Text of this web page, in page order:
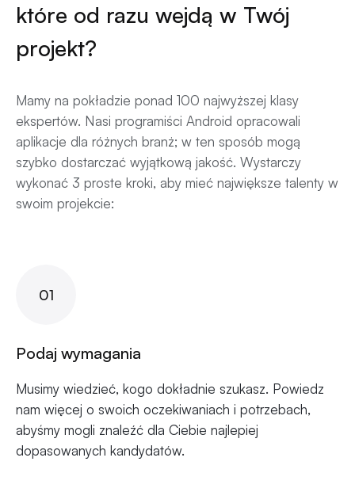
które od razu wejdą w Twój
projekt?
Mamy na pokładzie ponad 100 najwyższej klasy
ekspertów. Nasi programiści Android opracowali
aplikacje dla różnych branż; w ten sposób mogą
szybko dostarczać wyjątkową jakość. Wystarczy
wykonać 3 proste kroki, aby mieć największe talenty w
swoim projekcie:
01
Podaj wymagania
Musimy wiedzieć, kogo dokładnie szukasz. Powiedz
nam więcej o swoich oczekiwaniach i potrzebach,
abyśmy mogli znaleźć dla Ciebie najlepiej
dopasowanych kandydatów.